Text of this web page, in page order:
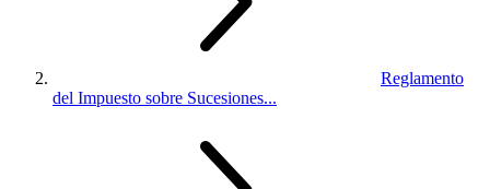
Reglamento
del Impuesto sobre Sucesiones...